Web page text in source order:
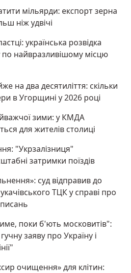
мільярди: експорт зерна
ніж удвічі
українська розвідка
по найвразливішому місцю
на два десятиліття: скільки
в Угорщині у 2026 році
зими: у КМДА
для жителів столиці
"Укрзалізниця"
затримки поїздів
суд відправив до
ТЦК у справі про
поки б'ють московитів":
заяву про Україну і
очищення» для клітин: